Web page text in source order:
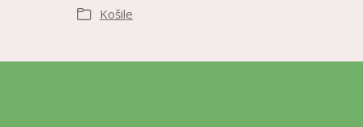
Košile